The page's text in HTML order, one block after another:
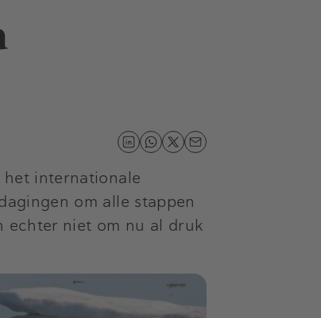
het internationale
om alle stappen
echter niet om nu al druk